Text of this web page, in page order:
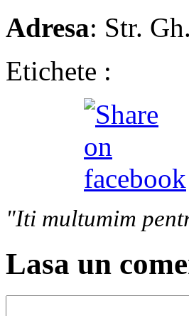
Adresa: Str.
Etichete :
"Iti multumim
Lasa un